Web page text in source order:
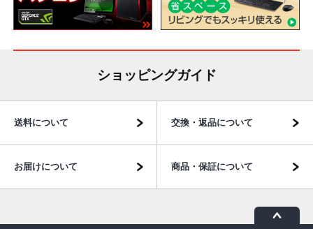
ショッピングガイド
送料について 交換・返品について
お届けについて 商品・保証について